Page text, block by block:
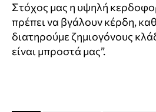
Στόχος μας η υψηλή
πρέπει να βγάλουν κέρδη,
διατηρούμε ζημιογόνους
είναι μπροστά μας”.